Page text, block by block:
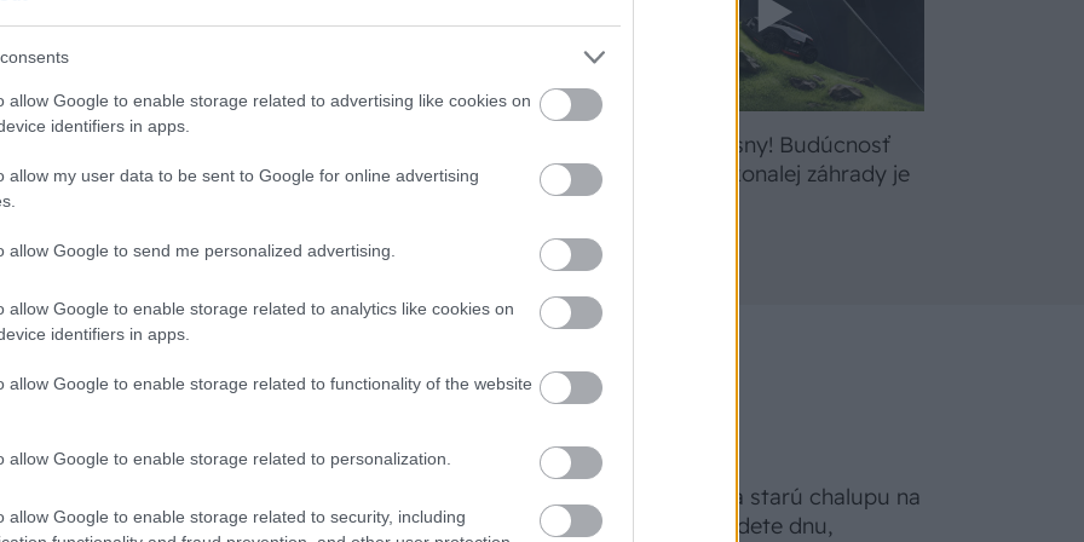
allow Google to enable storage related to advertising like cookies on
identifiers in apps.
allow my user data to be sent to Google for online advertising
allow Google to send me personalized advertising.
allow Google to enable storage related to analytics like cookies on
identifiers in apps.
allow Google to enable storage related to functionality of the website
allow Google to enable storage related to personalization.
allow Google to enable storage related to security, including
klasická izolácia
v mrazoch zlyháva
to vyriešiť raz a navždy
ho na marhuliach v júni a
Žite svoje sny! Budúcnosť
údržby dokonalej záhrady je
na miesta, na ktoré
CHALUPA
Na Morave prerobila starú chalupu na
nepoznanie: Keď vojdete dnu,